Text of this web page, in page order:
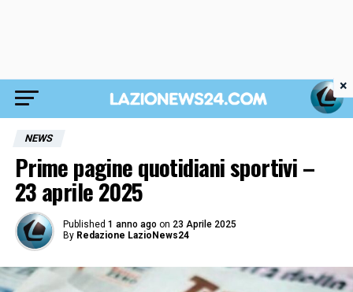
NEWS
Prime pagine quotidiani sportivi –
23 aprile 2025
Published 1 anno ago on 23 Aprile 2025
By Redazione LazioNews24
×